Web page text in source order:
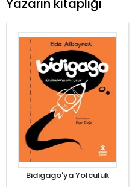
Yazarın kitaplığı
Bidigago'ya Yolculuk